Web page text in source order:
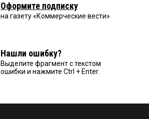
Оформите подписку
на газету «Коммерческие вести»
Нашли ошибку?
Выделите фрагмент с текстом
ошибки и нажмите Ctrl + Enter.